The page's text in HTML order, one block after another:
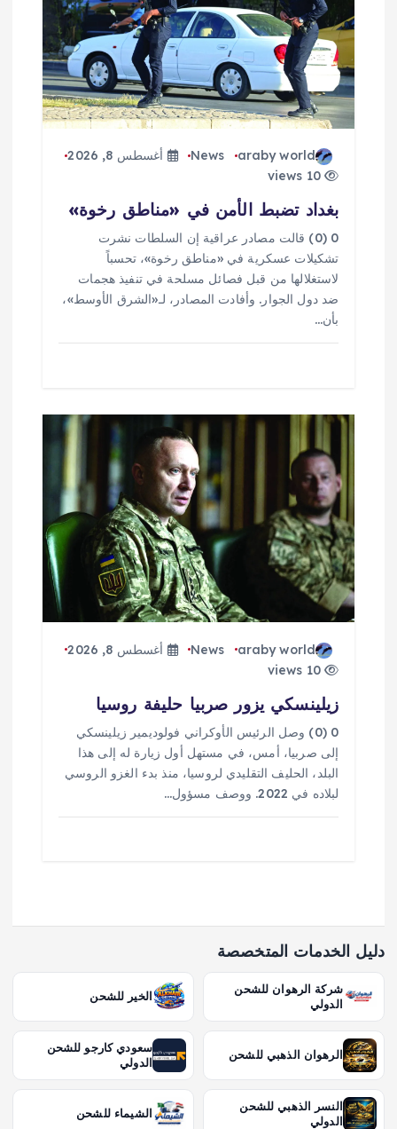
araby world
News
أغسطس 8, 2026
10 views
بغداد تضبط الأمن في «مناطق رخوة»
0 (0) قالت مصادر عراقية إن السلطات نشرت
تشكيلات عسكرية في «مناطق رخوة»، تحسباً
لاستغلالها من قبل فصائل مسلحة في تنفيذ هجمات
ضد دول الجوار. وأفادت المصادر، لـ«الشرق الأوسط»،
بأن…
araby world
News
أغسطس 8, 2026
10 views
زيلينسكي يزور صربيا حليفة روسيا
0 (0) وصل الرئيس الأوكراني فولوديمير زيلينسكي
إلى صربيا، أمس، في مستهل أول زيارة له إلى هذا
البلد، الحليف التقليدي لروسيا، منذ بدء الغزو الروسي
لبلاده في 2022. ووصف مسؤول…
دليل الخدمات المتخصصة
شركة الرهوان للشحن
الدولي
الخير للشحن
الرهوان الذهبي للشحن
سعودي كارجو للشحن
الدولي
النسر الذهبي للشحن
الدولي
الشيماء للشحن